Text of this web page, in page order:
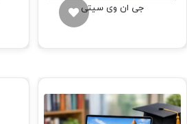
جی ان وی سیتی